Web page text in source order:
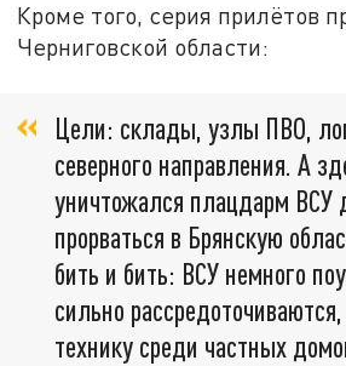
Кроме того, серия прилётов
Черниговской области:
Цели: склады, узлы ПВО,
северного направления. А
уничтожался плацдарм ВСУ
прорваться в Брянскую
бить и бить: ВСУ немного
сильно
технику среди частных